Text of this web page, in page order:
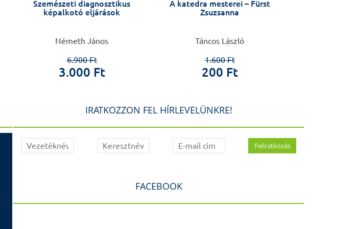
Szemészeti diagnosztikus
képalkotó eljárások
Németh János
6.900 Ft
3.000 Ft
A katedra mesterei – Fürst
Zsuzsanna
Táncos László
1.600 Ft
200 Ft
IRATKOZZON FEL HÍRLEVELÜNKRE!
FACEBOOK